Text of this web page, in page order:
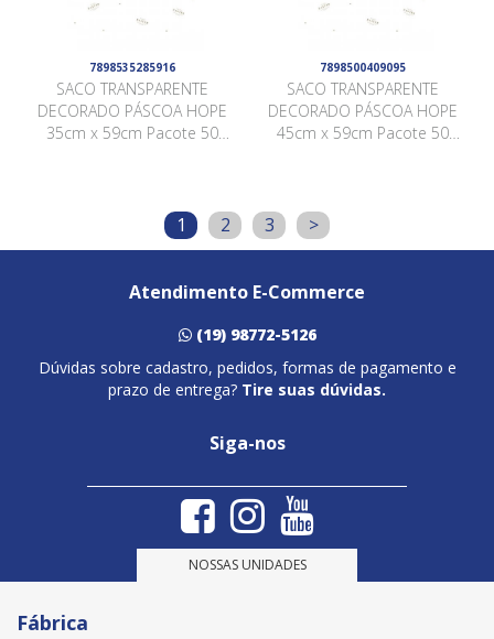
7898535285916
SACO TRANSPARENTE
DECORADO PÁSCOA HOPE
35cm x 59cm Pacote 50
7898500409095
SACO TRANSPARENTE
DECORADO PÁSCOA HOPE
45cm x 59cm Pacote 50
1 2 3 >
Atendimento E-Commerce
(19) 98772-5126
Dúvidas sobre cadastro, pedidos, formas de pagamento e
prazo de entrega? Tire suas dúvidas.
Siga-nos
NOSSAS UNIDADES
Fábrica